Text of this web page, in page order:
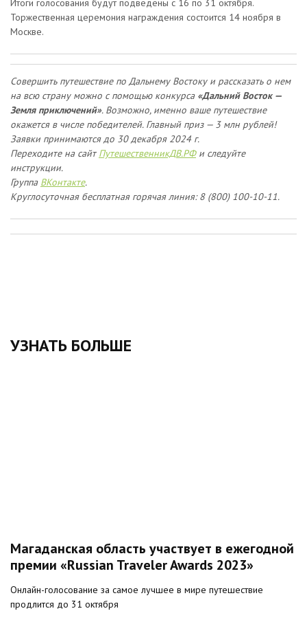
Итоги голосования будут подведены с 16 по 31 октября.
Торжественная церемония награждения состоится 14 ноября в
Москве.
Совершить путешествие по Дальнему Востоку и рассказать о нем
на всю страну можно с помощью конкурса «Дальний Восток —
Земля приключений». Возможно, именно ваше путешествие
окажется в числе победителей. Главный приз — 3 млн рублей!
Заявки принимаются до 30 декабря 2024 г.
Переходите на сайтПутешественникДВ.РФи следуйте
инструкции.
Группа ВКонтакте.
Круглосуточная бесплатная горячая линия: 8 (800) 100-10-11.
УЗНАТЬ БОЛЬШЕ
Магаданская область участвует в ежегодной
премии «Russian Traveler Awards 2023»
Онлайн-голосование за самое лучшее в мире путешествие
продлится до 31 октября